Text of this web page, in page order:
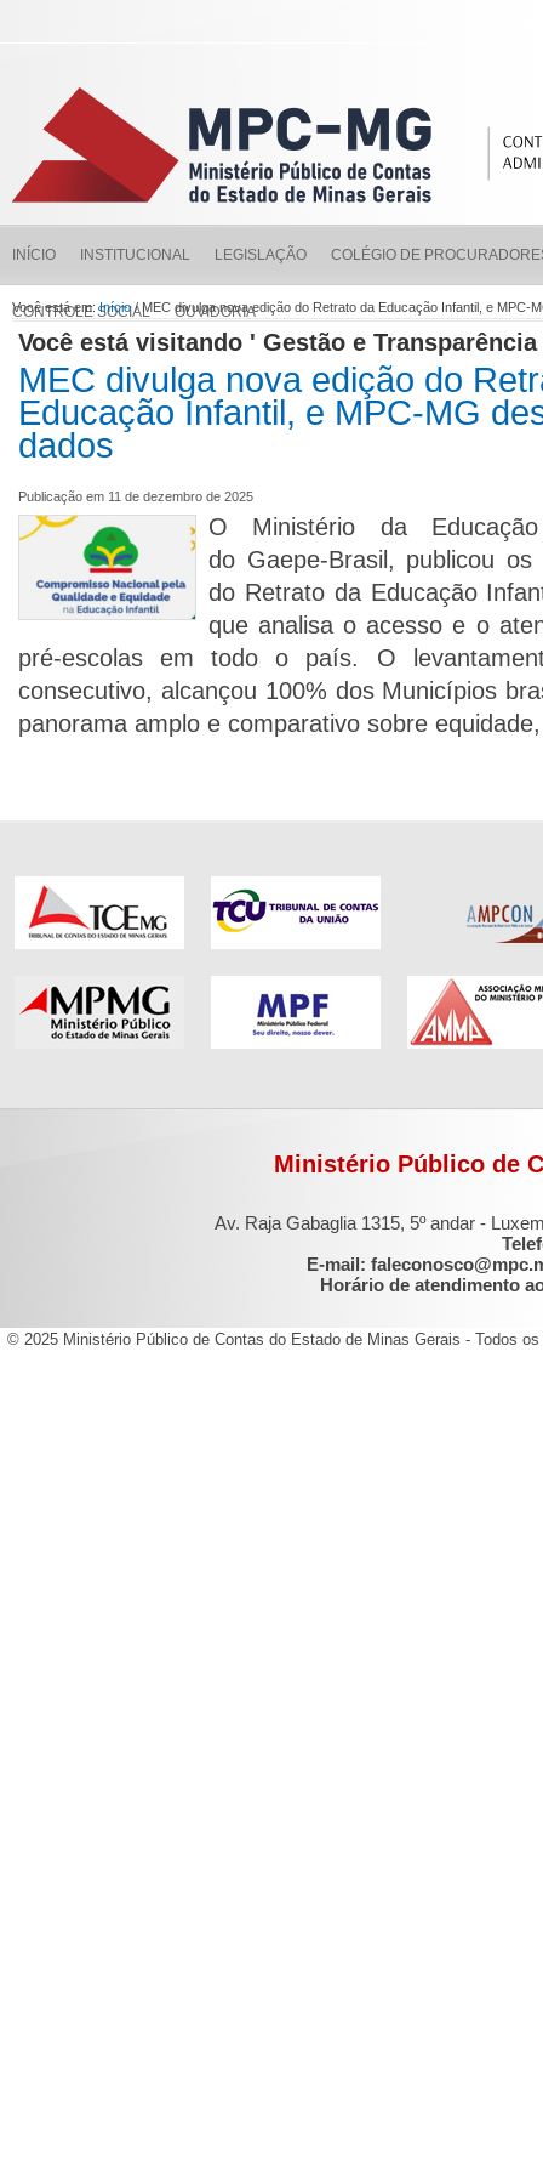
INÍCIO INSTITUCIONAL LEGISLAÇÃO COLÉGIO DE
CONTROLE SOCIAL OUVIDORIA
Você está em:Início/ MEC divulga nova edição do Retrato da Educação Infantil, e MPC-
Você está visitando ' Gestão e Transparência
MEC divulga nova edição do
Educação Infantil, e MPC-MG
dados
Publicação em 11 de dezembro de 2025
O Ministério da
do Gaepe-Brasil, publicou
do Retrato da Educação
que analisa o acesso e o
pré-escolas em todo o país. O
consecutivo, alcançou 100% dos Municípios
panorama amplo e comparativo sobre
Ministério Público de
Av. Raja Gabaglia 1315, 5º andar -
E-mail:
Horário de atendimento
© 2025 Ministério Público de Contas do Estado de Minas Gerais - Todos